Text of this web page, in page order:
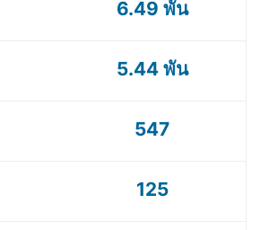
6.49 พัน
5.44 พัน
547
125